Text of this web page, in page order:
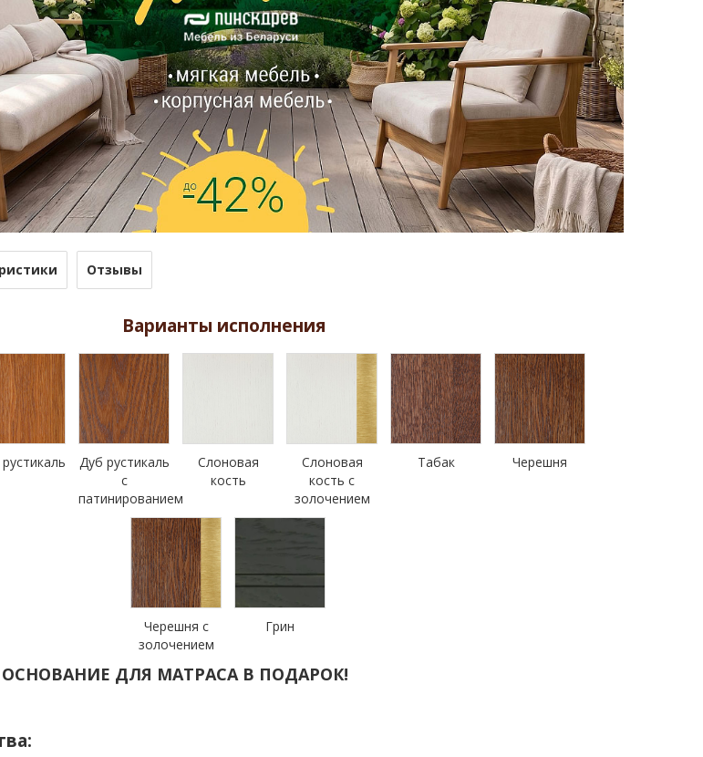
Отзывы
Варианты исполнения
Дуб рустикаль
с
патинированием
Слоновая
кость
Слоновая
кость с
золочением
Табак Черешня
Черешня с
золочением
Грин
ДЛЯ МАТРАСА В ПОДАРОК!